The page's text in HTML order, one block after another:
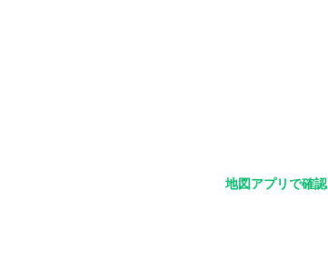
地図アプリで確認